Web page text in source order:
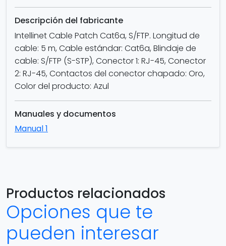
Descripción del fabricante
Intellinet Cable Patch Cat6a, S/FTP. Longitud de
cable: 5 m, Cable estándar: Cat6a, Blindaje de
cable: S/FTP (S-STP), Conector 1: RJ-45, Conector
2: RJ-45, Contactos del conector chapado: Oro,
Color del producto: Azul
Manuales y documentos
Manual 1
Productos relacionados
Opciones que te
pueden interesar